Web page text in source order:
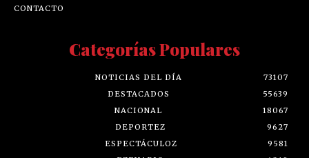
CONTACTO
Categorías Populares
NOTICIAS DEL DÍA
73107
DESTACADOS
55639
NACIONAL
18067
DEPORTEZ
9627
ESPECTÁCULOZ
9581